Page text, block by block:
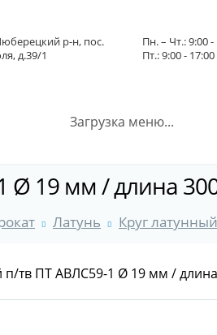
р-н, пос.
д.39/1
Пн. – Чт.: 9:00 -
Пт.: 9:00 - 17:00
Загрузка меню...
Ø 19 мм / длина
Латунь Круг латунный